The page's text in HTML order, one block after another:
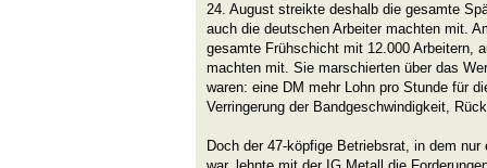
24. August streikte deshalb die gesamte
auch die deutschen Arbeiter machten mit.
gesamte Frühschicht mit 12.000 Arbeitern,
machten mit. Sie marschierten über das
waren: eine DM mehr Lohn pro Stunde für
Verringerung der Bandgeschwindigkeit,
Doch der 47-köpfige Betriebsrat, in dem